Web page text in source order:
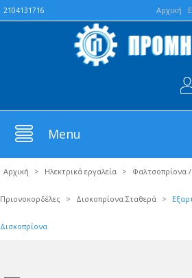
Aρχική
2104131716
Menu
Αρχική > Ηλεκτρικά εργαλεία > Φαλτσοπρίονα
Πριονοκορδέλες > Δισκοπρίονα Σταθερά >
Δισκοπρίονα